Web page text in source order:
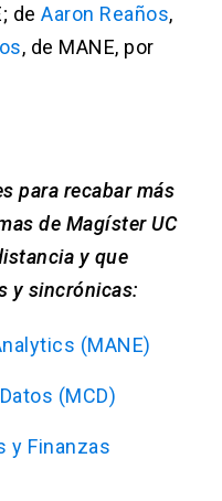
deAaron Reaños,
, de MANE, por
para recabar más
de Magíster UC
y que
y sincrónicas:
(MANE)
(MCD)
y Finanzas